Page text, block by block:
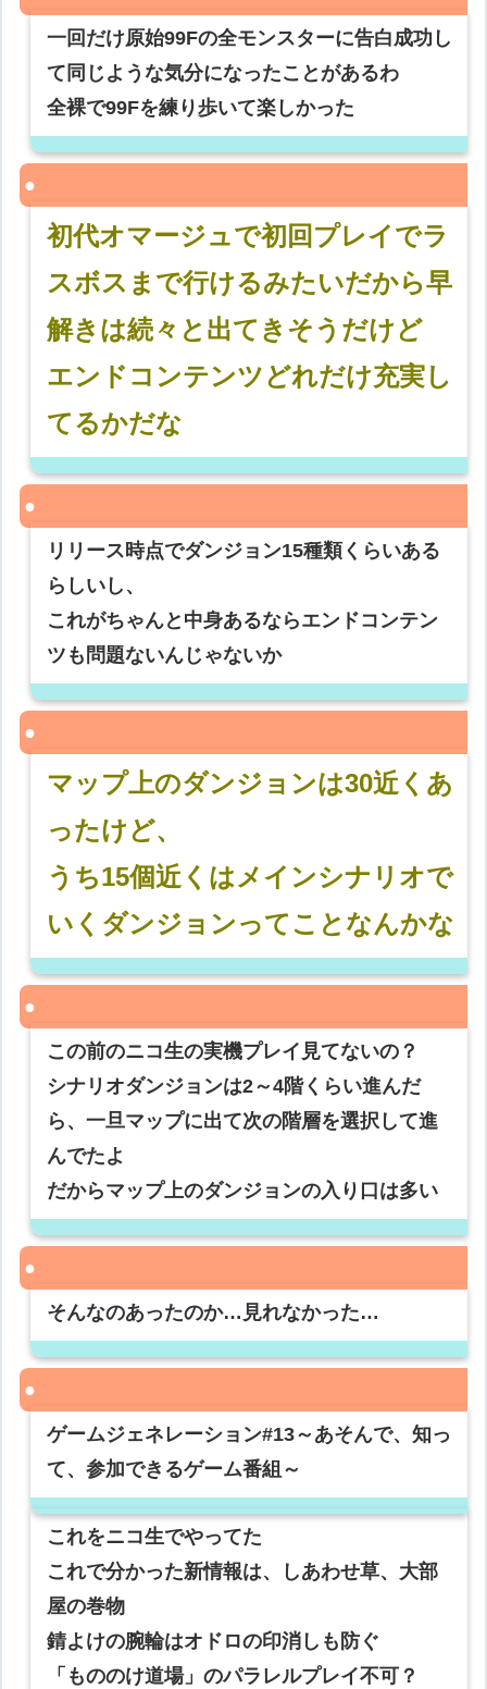
一回だけ原始99Fの全モンスターに告白成功し
て同じような気分になったことがあるわ
全裸で99Fを練り歩いて楽しかった
初代オマージュで初回プレイでラ
スボスまで行けるみたいだから早
解きは続々と出てきそうだけど
エンドコンテンツどれだけ充実し
てるかだな
リリース時点でダンジョン15種類くらいある
らしいし、
これがちゃんと中身あるならエンドコンテン
ツも問題ないんじゃないか
マップ上のダンジョンは30近くあ
ったけど、
うち15個近くはメインシナリオで
いくダンジョンってことなんかな
この前のニコ生の実機プレイ見てないの？
シナリオダンジョンは2～4階くらい進んだ
ら、一旦マップに出て次の階層を選択して進
んでたよ
だからマップ上のダンジョンの入り口は多い
そんなのあったのか…見れなかった…
ゲームジェネレーション#13～あそんで、知っ
て、参加できるゲーム番組～
これをニコ生でやってた
これで分かった新情報は、しあわせ草、大部
屋の巻物
錆よけの腕輪はオドロの印消しも防ぐ
「もののけ道場」のパラレルプレイ不可？